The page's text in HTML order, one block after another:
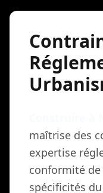
maîtrise des
expertise
conformité
spécificités